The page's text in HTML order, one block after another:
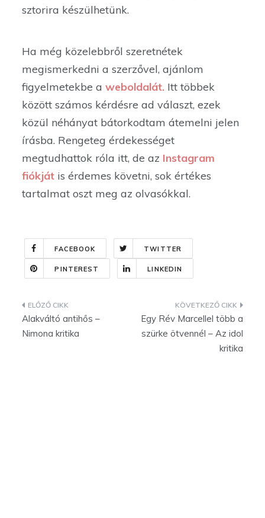
sztorira készülhetünk.
Ha még közelebbről szeretnétek
megismerkedni a szerzővel, ajánlom
figyelmetekbe aweboldalát. Itt többek
között számos kérdésre ad választ, ezek
közül néhányat bátorkodtam átemelni jelen
írásba. Rengeteg érdekességet
megtudhattok róla itt, de az Instagram
fiókját is érdemes követni, sok értékes
tartalmat oszt meg az olvasókkal.
FACEBOOK TWITTER
PINTEREST LINKEDIN
Bejegyzés
navigáció
Alakváltó antihős –
Nimona kritika
Egy Rév Marcellel több a
szürke ötvennél – Az idol
kritika